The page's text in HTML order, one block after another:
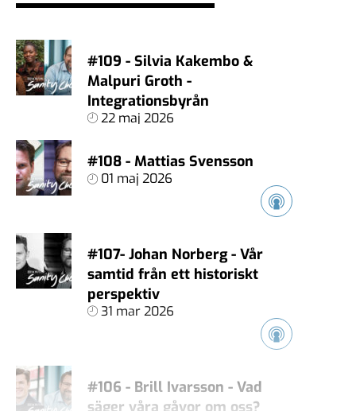
#109 - Silvia Kakembo &
Malpuri Groth -
Integrationsbyrån
22 maj 2026
#108 - Mattias Svensson
01 maj 2026
#107- Johan Norberg - Vår
samtid från ett historiskt
perspektiv
31 mar 2026
#106 - Brill Ivarsson - Vad
säger våra gåvor om oss?